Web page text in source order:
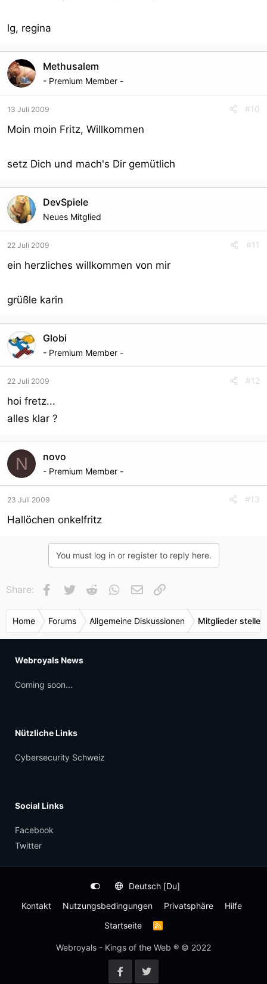
lg, regina
Methusalem
- Premium Member -
13 Juli 2009 #10
Moin moin Fritz, Willkommen
setz Dich und mach's Dir gemütlich
DevSpiele
Neues Mitglied
22 Juli 2009 #11
ein herzliches willkommen von mir
grüßle karin
Globi
- Premium Member -
22 Juli 2009 #12
hoi fretz...
alles klar ?
N novo
- Premium Member -
23 Juli 2009 #13
Hallöchen onkelfritz
You must log in or register to reply here.
Share: Facebook
Twitter Reddit WhatsApp
E-Mail
Home Forums Allgemeine Diskussionen Mitglieder
Webroyals News
Coming soon...
Nützliche Links
Cybersecurity Schweiz
Social Links
Facebook
Twitter
Deutsch [Du]
Kontakt
Nutzungsbedingungen Privatsphäre
Hilfe
Startseite
R
S
Webroyals - Kings of the Web ® © 2022